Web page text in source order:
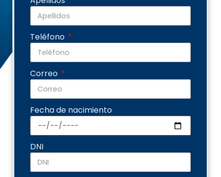
Teléfono
Correo
Fecha de nacimiento
DNI